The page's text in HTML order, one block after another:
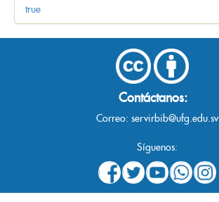
true
Contáctanos:
Correo: servirbib@ufg.edu.sv
Síguenos: